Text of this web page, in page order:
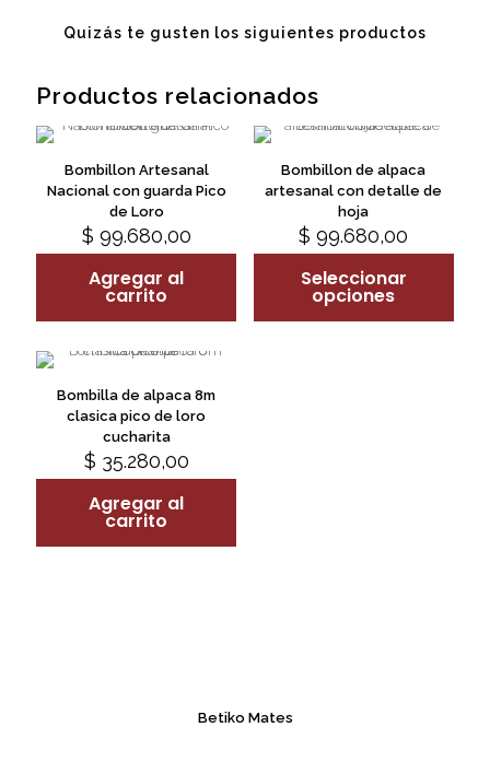
Quizás te gusten los siguientes productos
Productos relacionados
Bombillon Artesanal
Nacional con guarda Pico
de Loro
$ 99.680,00
Agregar al
carrito
Bombillon de alpaca
artesanal con detalle de
hoja
This
product
has
multiple
variants.
$ 99.680,00
Seleccionar
opciones
Bombilla de alpaca 8m
clasica pico de loro
cucharita
$ 35.280,00
Agregar al
carrito
Betiko Mates